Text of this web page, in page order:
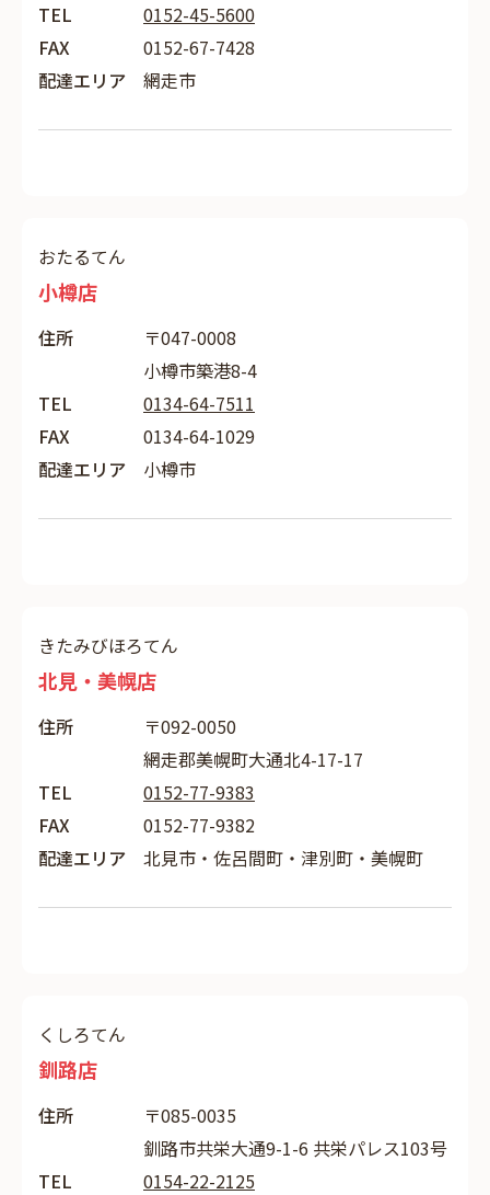
TEL
0152-45-5600
FAX
0152-67-7428
配達エリア
網走市
おたるてん
小樽店
住所
〒047-0008
小樽市築港8-4
TEL
0134-64-7511
FAX
0134-64-1029
配達エリア
小樽市
きたみびほろてん
北見・美幌店
住所
〒092-0050
網走郡美幌町大通北4-17-17
TEL
0152-77-9383
FAX
0152-77-9382
配達エリア
北見市・佐呂間町・津別町・美幌町
くしろてん
釧路店
住所
〒085-0035
釧路市共栄大通9-1-6 共栄パレス103号
TEL
0154-22-2125